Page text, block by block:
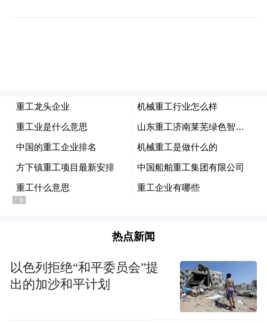
本届展会， 新能源汽车展示规模超六成
米汽车、比亚迪、仰望、腾势、方程豹、
iCAR、岚图、智己、阿维塔、鸿蒙智行、理
想、广汽埃安、深蓝汽车、长安启源、红旗
天工、零跑、乐道、小鹏、极狐、猛士、魏
牌新能源、smart……紧扣新能源、智能化、
助驾驶、智能座舱、人车交互等汽车科技，
全场景需求一站式满足。
热点新闻
以色列拒绝“和平委员会”提
出的加沙和平计划